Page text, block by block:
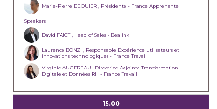
Marie-Pierre DEQUIER , Présidente - France Apprenante
Speakers
David FAICT , Head of Sales - Bealink
Laurence BONZI , Responsable Expérience utilisateurs et
innovations technologiques - France Travail
Virginie AUGEREAU , Directrice Adjointe Transformation
Digitale et Données RH - France Travail
15.00